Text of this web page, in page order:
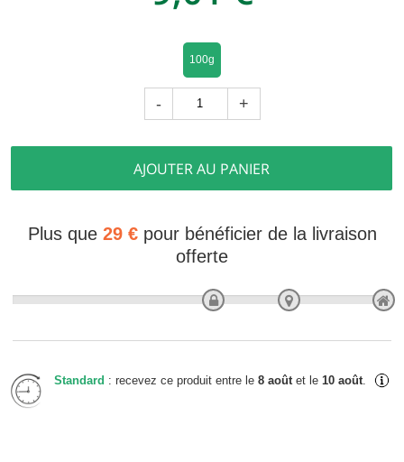
100g
- +
AJOUTER AU PANIER
Plus que 29 €pour bénéficier de la livraison
offerte
Standard : recevez ce produit entre le 8 août et le 10 août